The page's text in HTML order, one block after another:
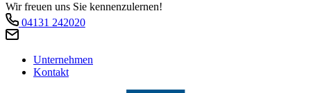
Wir freuen uns Sie kennenzulernen!
04131 242020
Unternehmen
Kontakt